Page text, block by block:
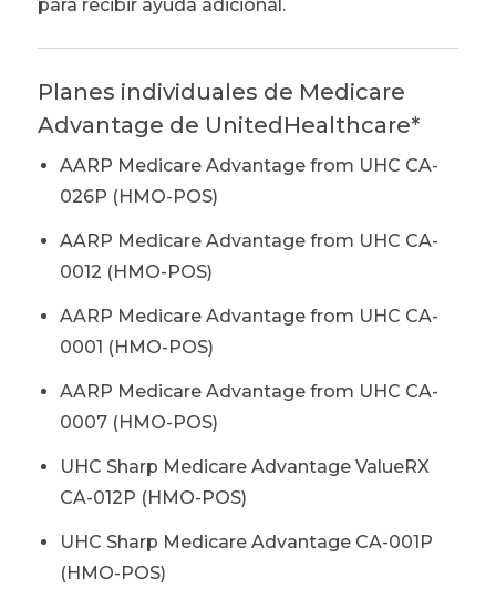
para recibir ayuda adicional.
Planes individuales de Medicare
Advantage de UnitedHealthcare*
AARP Medicare Advantage from UHC CA-
026P (HMO-POS)
AARP Medicare Advantage from UHC CA-
0012 (HMO-POS)
AARP Medicare Advantage from UHC CA-
0001 (HMO-POS)
AARP Medicare Advantage from UHC CA-
0007 (HMO-POS)
UHC Sharp Medicare Advantage ValueRX
CA-012P (HMO-POS)
UHC Sharp Medicare Advantage CA-001P
(HMO-POS)